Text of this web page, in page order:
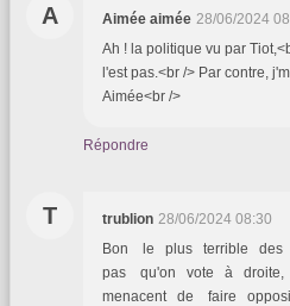
A Aimée aimée 28/06/2024
Ah ! la politique vu par
l'est pas.<br /> Par contre,
Aimée<br />
Répondre
T trublion 28/06/2024 08:30
Bon le plus terrible
pas qu'on vote à droite,
menacent de faire